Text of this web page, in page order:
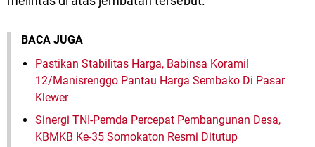
BACA JUGA
Pastikan Stabilitas Harga, Babinsa Koramil
12/Manisrenggo Pantau Harga Sembako Di Pasar
Klewer
Sinergi TNI-Pemda Percepat Pembangunan Desa,
KBMKB Ke-35 Somokaton Resmi Ditutup